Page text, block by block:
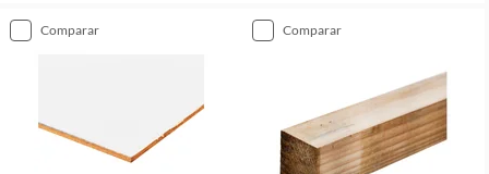
comparar comparar